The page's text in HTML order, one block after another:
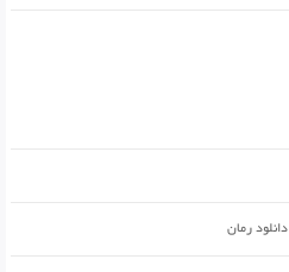
دانلود رمان